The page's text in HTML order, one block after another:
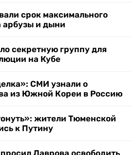
срок максимального
и дыни
секретную группу для
на Кубе
СМИ узнали о
из Южной Кореи в Россию
жители Тюменской
к Путину